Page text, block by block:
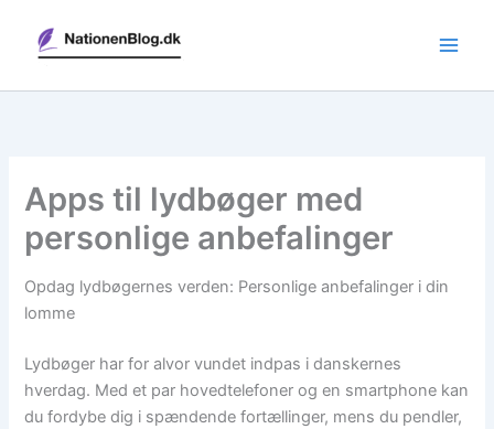
indholdet
Apps til lydbøger med
personlige anbefalinger
Opdag lydbøgernes verden: Personlige anbefalinger i din
lomme
Lydbøger har for alvor vundet indpas i danskernes
hverdag. Med et par hovedtelefoner og en smartphone kan
du fordybe dig i spændende fortællinger, mens du pendler,